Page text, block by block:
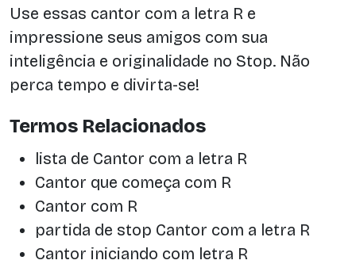
Use essas cantor com a letra R e
impressione seus amigos com sua
inteligência e originalidade no Stop. Não
perca tempo e divirta-se!
Termos Relacionados
lista de Cantor com a letra R
Cantor que começa com R
Cantor com R
partida de stop Cantor com a letra R
Cantor iniciando com letra R